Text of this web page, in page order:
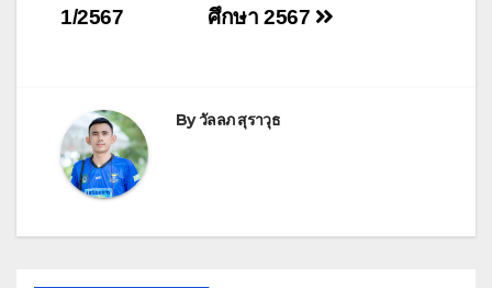
ศึกษา 2567
1/2567
Byวัลลภ สุราวุธ